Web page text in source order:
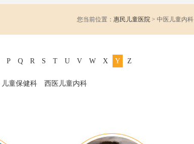
您当前位置： 惠民儿童医院 > 中医儿童内科
P Q R S T U V W X Y Z
儿童保健科 西医儿童内科